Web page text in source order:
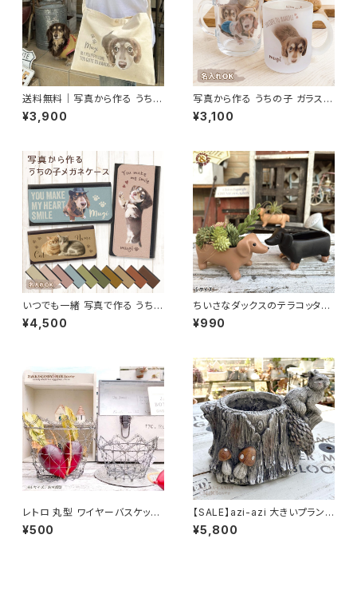
送料無料｜写真から作る うちの
子キャンバスサコッシュ｜名入れ
無料・ナチュラル素材
¥3,900
写真から作る うちの子 ガラスマ
グカップ プ 名入れ無料
¥3,100
いつでも一緒 写真で作る うちの
子メガネケース 名入れ対応
¥4,500
ちいさなダックスのテラコッタポ
ット｜ S・Mサイズ
¥990
レトロ 丸型 ワイヤーバスケット
M
¥500
【SALE】azi-azi 大きいプランタ
ー りすと切り株プランター 送料
無料
¥5,800